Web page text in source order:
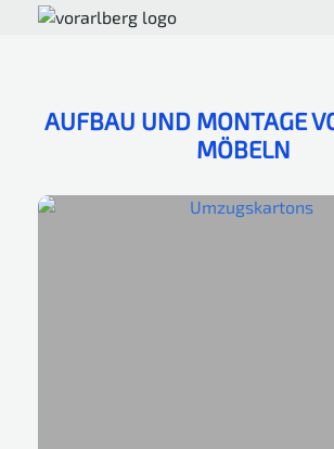
AUFBAU UND MONTAGE
MÖBELN